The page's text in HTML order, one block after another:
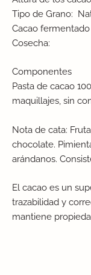
Tipo de Grano:
Cacao
Cosecha:
Componentes
Pasta de cacao
maquillajes, sin
Nota de cata:
chocolate.
arándanos.
El cacao es un
trazabilidad y
mantiene